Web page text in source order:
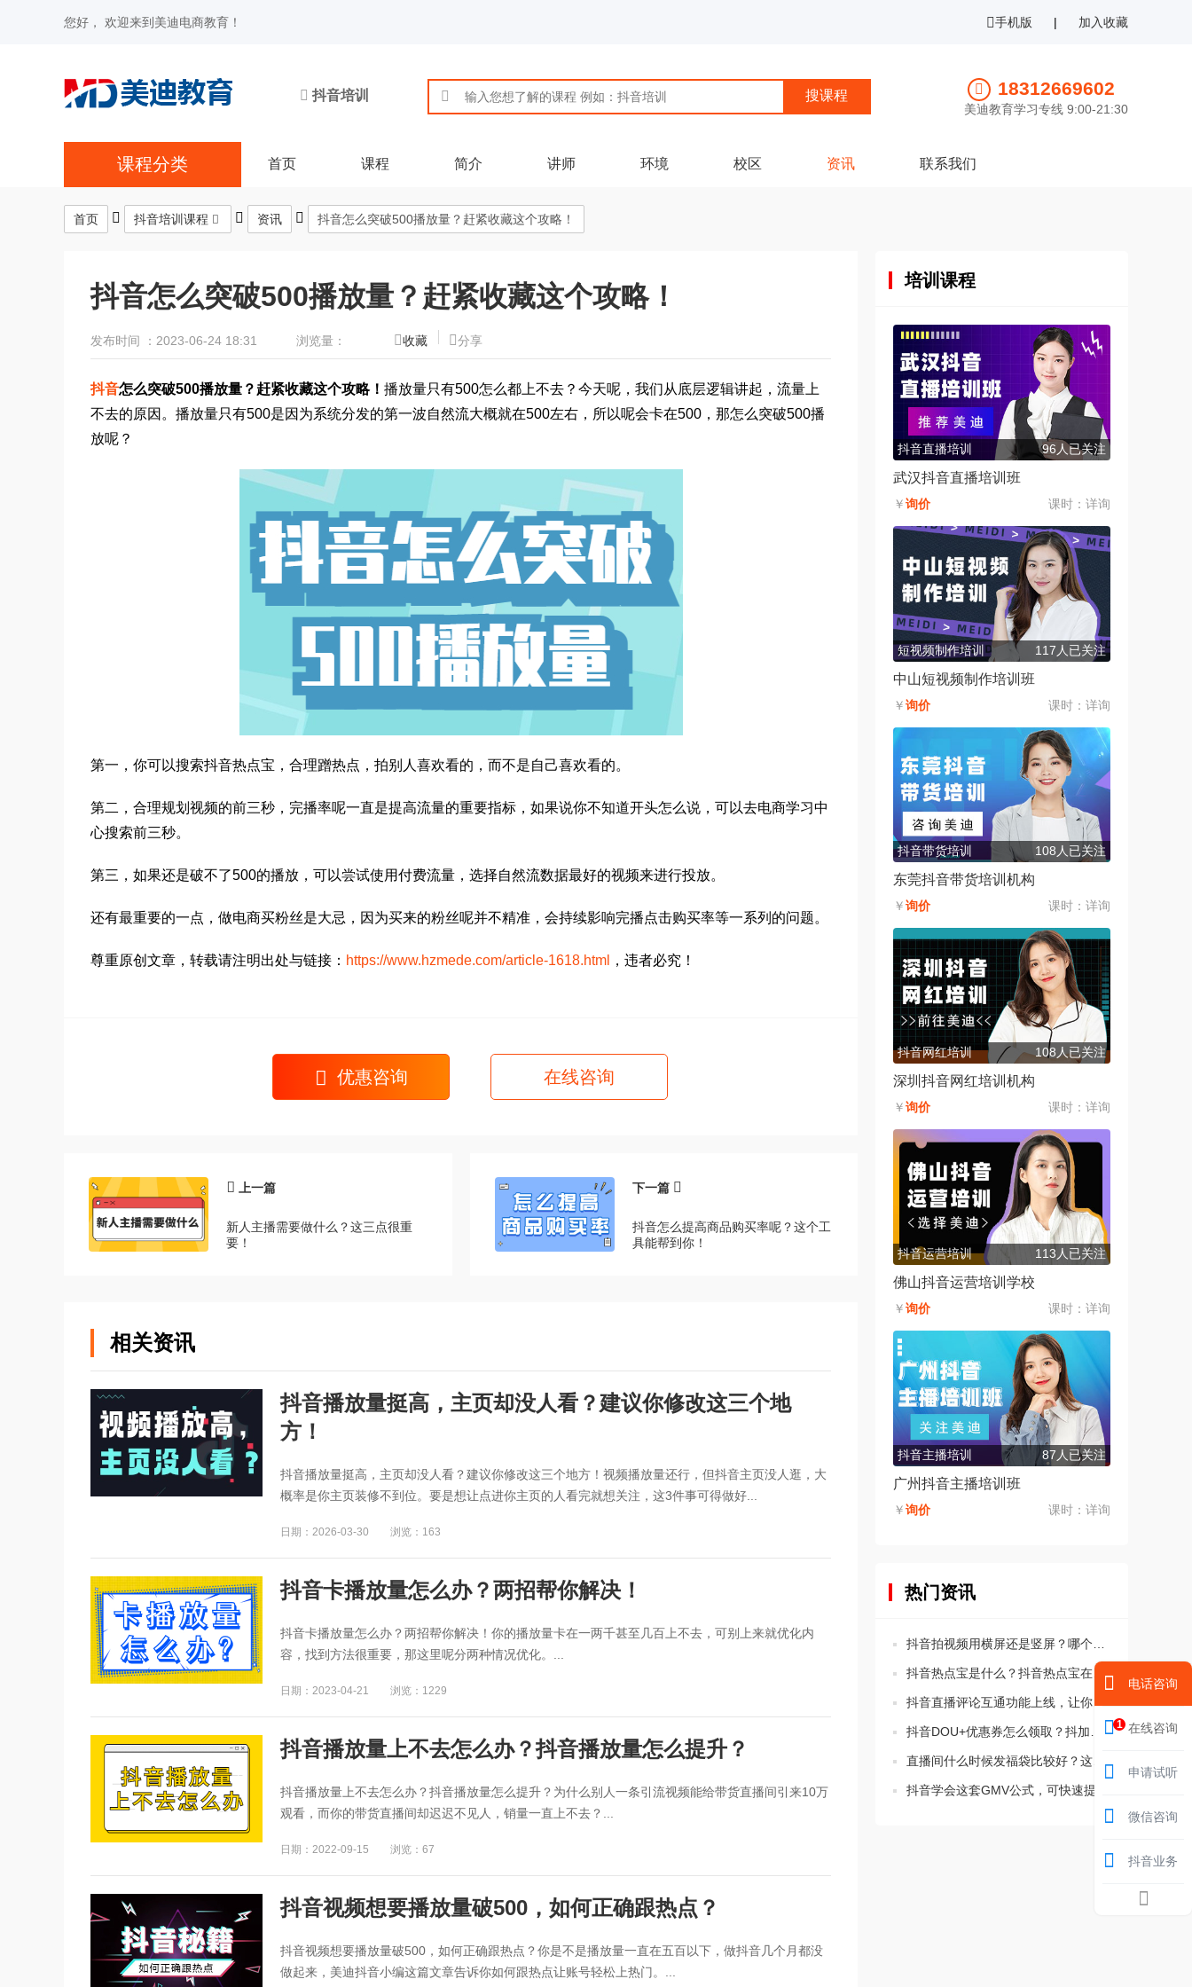
您好， 欢迎来到美迪电商教育！ 手机版 | 加入收藏
抖音培训 18312669602
美迪教育学习专线 9:00-21:30
课程分类 首页 课程 简介 讲师 环境 校区 资讯 联系我们
首页 抖音培训课程 资讯 抖音怎么突破500播放量？赶紧收藏这个攻略！
抖音怎么突破500播放量？赶紧收藏这个攻略！
发布时间 ：2023-06-24 18:31 浏览量： 收藏 分享
抖音怎么突破500播放量？赶紧收藏这个攻略！ 播放量只有500怎么都上不去？今天呢，我们从底层逻辑讲起，流量上
不去的原因。播放量只有500是因为系统分发的第一波自然流大概就在500左右，所以呢会卡在500，那怎么突破500播
放呢？
第一，你可以搜索抖音热点宝，合理蹭热点，拍别人喜欢看的，而不是自己喜欢看的。
第二，合理规划视频的前三秒，完播率呢一直是提高流量的重要指标，如果说你不知道开头怎么说，可以去电商学习中
心搜索前三秒。
第三，如果还是破不了500的播放，可以尝试使用付费流量，选择自然流数据最好的视频来进行投放。
还有最重要的一点，做电商买粉丝是大忌，因为买来的粉丝呢并不精准，会持续影响完播点击购买率等一系列的问题。
尊重原创文章，转载请注明出处与链接： https://www.hzmede.com/article-1618.html ，违者必究！
优惠咨询 在线咨询
上一篇
新人主播需要做什么？这三点很重
要！
下一篇
抖音怎么提高商品购买率呢？这个工
具能帮到你！
相关资讯
抖音播放量挺高，主页却没人看？建议你修改这三个地
方！
抖音播放量挺高，主页却没人看？建议你修改这三个地方！视频播放量还行，但抖音主页没人逛，大
概率是你主页装修不到位。要是想让点进你主页的人看完就想关注，这3件事可得做好...
日期：2026-03-30 浏览：163
抖音卡播放量怎么办？两招帮你解决！
抖音卡播放量怎么办？两招帮你解决！你的播放量卡在一两千甚至几百上不去，可别上来就优化内
容，找到方法很重要，那这里呢分两种情况优化。...
日期：2023-04-21 浏览：1229
抖音播放量上不去怎么办？抖音播放量怎么提升？
抖音播放量上不去怎么办？抖音播放量怎么提升？为什么别人一条引流视频能给带货直播间引来10万
观看，而你的带货直播间却迟迟不见人，销量一直上不去？...
日期：2022-09-15 浏览：67
抖音视频想要播放量破500，如何正确跟热点？
抖音视频想要播放量破500，如何正确跟热点？你是不是播放量一直在五百以下，做抖音几个月都没
做起来，美迪抖音小编这篇文章告诉你如何跟热点让账号轻松上热门。...
培训课程
抖音直播培训 96人已关注
武汉抖音直播培训班
￥询价 课时： 详询
短视频制作培训 117人已关注
中山短视频制作培训班
￥询价 课时： 详询
抖音带货培训 108人已关注
东莞抖音带货培训机构
￥询价 课时： 详询
抖音网红培训 108人已关注
深圳抖音网红培训机构
￥询价 课时： 详询
抖音运营培训 113人已关注
佛山抖音运营培训学校
￥询价 课时： 详询
抖音主播培训 87人已关注
广州抖音主播培训班
￥询价 课时： 详询
热门资讯
抖音拍视频用横屏还是竖屏？哪个比较好？
抖音热点宝是什么？抖音热点宝在哪里？
抖音直播评论互通功能上线，让你的直播间更活跃！
抖音DOU+优惠券怎么领取？抖加优惠券在哪里领取的方法
直播间什么时候发福袋比较好？这三个时间要知道！
抖音学会这套GMV公式，可快速提升直播间转化率
电话咨询
1 在线咨询
申请试听
微信咨询
抖音业务